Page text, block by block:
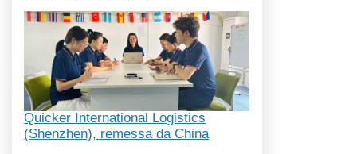
Quicker International Logistics
(Shenzhen), remessa da China